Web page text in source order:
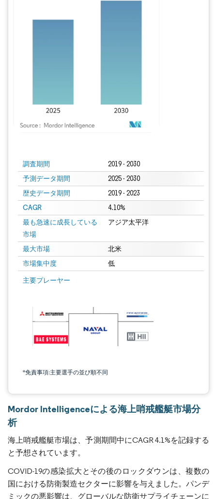
調査期間 2019 - 2030
予測データ期間 2025 - 2030
歴史データ期間 2019 - 2023
CAGR 4.10%
最も急速に成長している
市場
アジア太平洋
最大市場 北米
市場集中度 低
主要プレーヤー
*免責事項:主要選手の並び順不同
Mordor Intelligenceによる海上哨戒艦艇市場分
析
海上哨戒艦艇市場は、予測期間中にCAGR 4.1%を記録する
と予想されています。
COVID-19の感染拡大とその後のロックダウンは、複数の
国における防衛製造セクターに影響を与えました。パンデ
ミックの悪影響は、グローバルな防衛サプライチェーンに